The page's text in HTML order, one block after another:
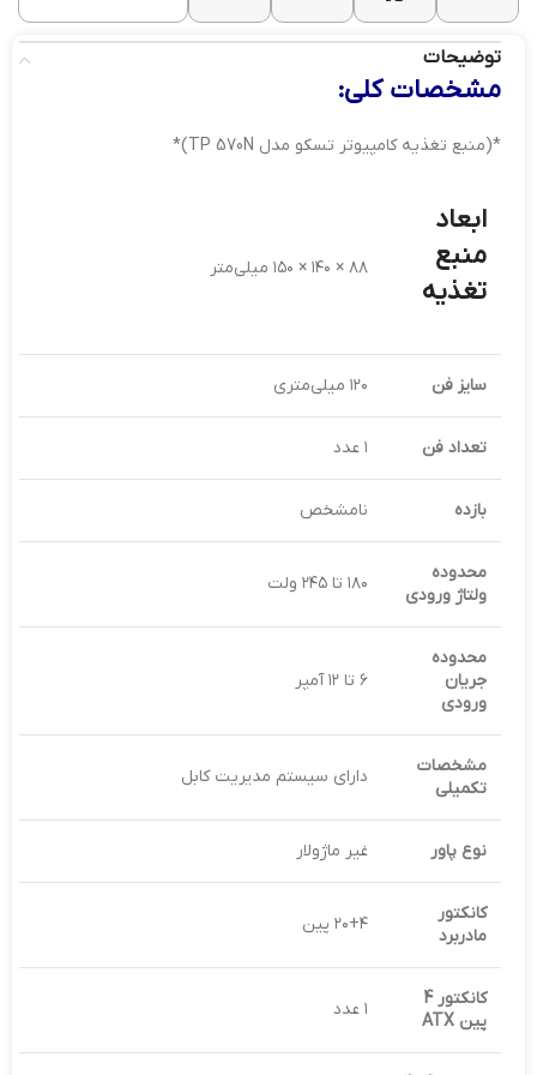
توضیحات
مشخصات کلی:
*(منبع تغذیه کامپیوتر تسکو مدل TP 570N)*
ابعاد
منبع
تغذیه
۸۸ × ۱۴۰ × ۱۵۰ میلی‌متر
سایز فن ۱۲۰ میلی‌متری
تعداد فن ۱ عدد
بازده نامشخص
محدوده
ولتاژ ورودی
۱۸۰ تا ۲۴۵ ولت
محدوده
جریان
ورودی
۶ تا ۱۲ آمپر
مشخصات
تکمیلی
دارای سیستم مدیریت کابل
نوع پاور غیر ماژولار
کانکتور
مادربرد
۲۰+۴ پین
کانکتور 4
پین
۱ عدد